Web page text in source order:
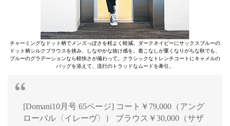
チャーミングなドット柄でメンズっぽさを程よく軽減。ダークネイビーにサックスブルーの
ドット柄シルクブラウスを挟み、しなやかな抜け感を。着こなしが重くなりがちな秋でも、
ブルーのグラデーションなら軽快さが備わって。クラシックなトレンチコートにキャメルの
バッグを添えて、流行のトラッドなムードを牽引。
[Domani10月号 65ページ] コート￥79,000（アング
ローバル〈イレーヴ〉） ブラウス￥30,000（サザ